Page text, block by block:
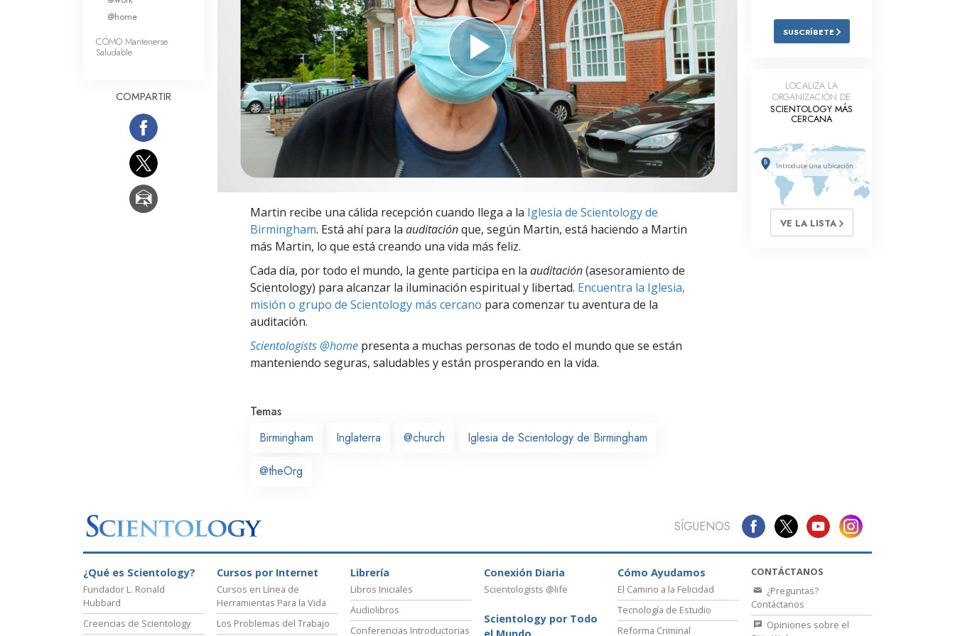
Amor y Odio: ¿Qué es Grandeza?
Respuestas a las Drogas
Los Niños
Herramientas para el Entorno Laboral
La Ética y las
Condiciones
La Causa de la Supresión
Investigaciones
Los Fundamentos de la Organización
Los Fundamentos de las Relaciones
Martin recibe una cálida recepción cuando llega a la Iglesia de Scientology de
Birmingham. Está ahí para la auditaciónque, según Martin, está haciendo a Martin
más Martin, lo que está creando una vida más feliz.
Cada día, por todo el mundo, la gente participa en la auditación(asesoramiento de
Scientology) para alcanzar la iluminación espiritual y libertad. Encuentra la Iglesia,
misión o grupo de Scientology más cercano para comenzar tu aventura de la
auditación.
Scientologists @home presenta a muchas personas de todo el mundo que se están
manteniendo seguras, saludables y están prosperando en la vida.
Temas
Birmingham
Inglaterra @church Iglesia de Scientology de Birmingham
@theOrg
@home
CÓMO Mantenerse
Saludable
COMPARTIR
SUSCRÍBETE
LOCALIZA LA
ORGANIZACIÓN DE
SCIENTOLOGY MÁS
CERCANA
VE LA LISTA
SÍGUENOS
¿Qué es Scientology?
Fundador L. Ronald
Hubbard
Creencias de Scientology
Cursos por Internet
Cursos en Línea de
Herramientas Para la Vida
Los Problemas del Trabajo
Librería
Libros Iniciales
Audiolibros
Conferencias Introductorias
Conexión Diaria
Scientologists @life
Scientology por Todo
Cómo Ayudamos
El Camino a la Felicidad
Tecnología de Estudio
Reforma Criminal
CONTÁCTANOS
¿Preguntas?
Contáctanos
Opiniones sobre el